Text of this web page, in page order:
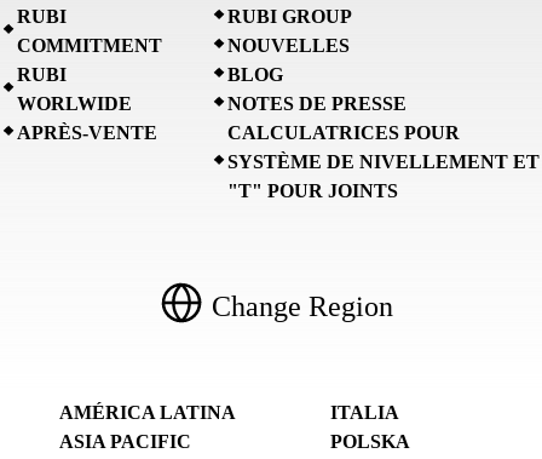
RUBI
COMMITMENT
RUBI
WORLWIDE
APRÈS-VENTE
RUBI GROUP
NOUVELLES
BLOG
NOTES DE PRESSE
CALCULATRICES POUR
SYSTÈME DE NIVELLEMENT ET
"T" POUR JOINTS
Change Region
AMÉRICA LATINA
ASIA PACIFIC
ITALIA
POLSKA